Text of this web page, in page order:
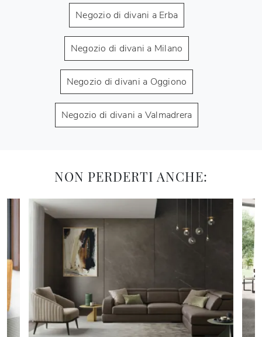
Negozio di divani a Erba
Negozio di divani a Milano
Negozio di divani a Oggiono
Negozio di divani a Valmadrera
NON PERDERTI ANCHE: